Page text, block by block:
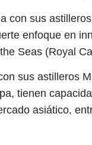
con sus
enfoque en
Seas (Royal
sus astilleros
tienen
asiático,